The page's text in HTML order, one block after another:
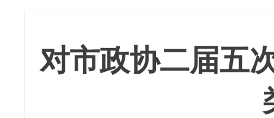
对市政协二届五